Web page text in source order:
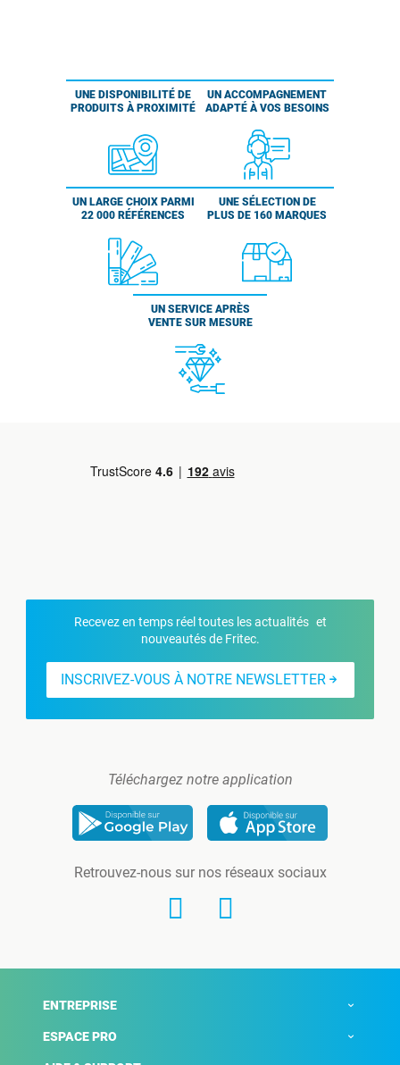
UNE DISPONIBILITÉ DE
PRODUITS À PROXIMITÉ
UN ACCOMPAGNEMENT
ADAPTÉ À VOS BESOINS
UN LARGE CHOIX PARMI
22 000 RÉFÉRENCES
UNE SÉLECTION DE
PLUS DE 160 MARQUES
UN SERVICE APRÈS
VENTE SUR MESURE
Recevez en temps réel toutes les actualités et
nouveautés de Fritec.
INSCRIVEZ-VOUS À NOTRE NEWSLETTER
Téléchargez notre application
Retrouvez-nous sur nos réseaux sociaux
ENTREPRISE
ESPACE PRO